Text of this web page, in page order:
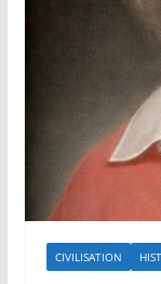
CIVILISATION